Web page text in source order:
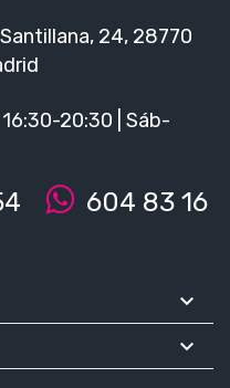
24, 28770
20:30 | Sáb-
604 83 16

